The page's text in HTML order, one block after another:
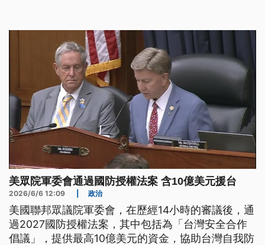
美眾院軍委會通過國防授權法案 含10億美元援台
2026/6/6 12:09 政治
美國聯邦眾議院軍委會，在歷經14小時的審議後，通
過2027國防授權法案，其中包括為「台灣安全合作
倡議」，提供最高10億美元的資金，協助台灣自我防